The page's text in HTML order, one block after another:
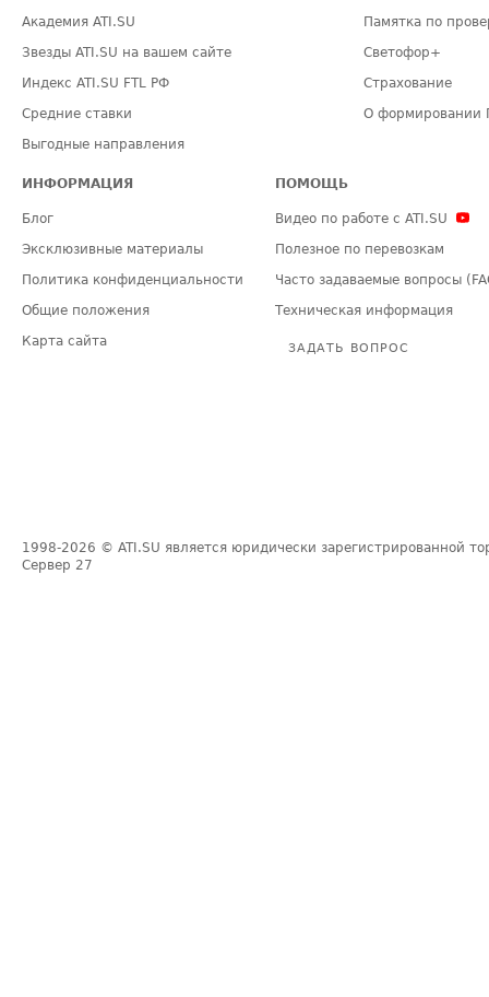
Академия ATI.SU
Звезды ATI.SU на вашем сайте
Индекс ATI.SU FTL РФ
Средние ставки
Выгодные направления
Памятка по
Светофор+
Страхование
О формировании
ИНФОРМАЦИЯ
Блог
Эксклюзивные материалы
Политика конфиденциальности
Общие положения
Карта сайта
ПОМОЩЬ
Видео по работе с ATI.SU
Полезное по перевозкам
Часто задаваемые вопросы
Техническая информация
ЗАДАТЬ ВОПРОС
1998-2026 © ATI.SU является юридически зарегистрированной
Сервер 27